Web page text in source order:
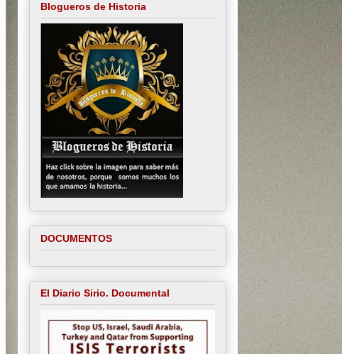
Blogueros de Historia
DOCUMENTOS
El Diario Sirio. Documental